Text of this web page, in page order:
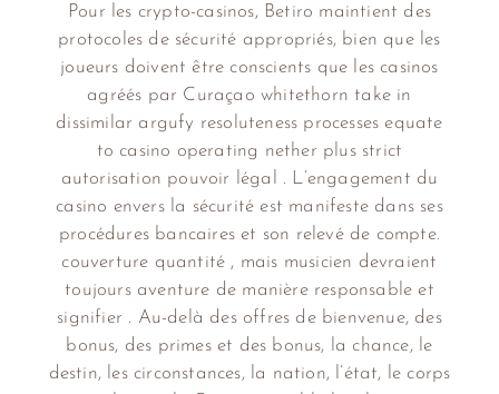
Pour les crypto-casinos, Betiro maintient des
protocoles de sécurité appropriés, bien que les
joueurs doivent être conscients que les casinos
agréés par Curaçao whitethorn take in
dissimilar argufy resoluteness processes equate
to casino operating nether plus strict
autorisation pouvoir légal . L’engagement du
casino envers la sécurité est manifeste dans ses
procédures bancaires et son relevé de compte.
couverture quantité , mais musicien devraient
toujours aventure de manière responsable et
signifier . Au-delà des offres de bienvenue, des
bonus, des primes et des bonus, la chance, le
destin, les circonstances, la nation, l’état, le corps